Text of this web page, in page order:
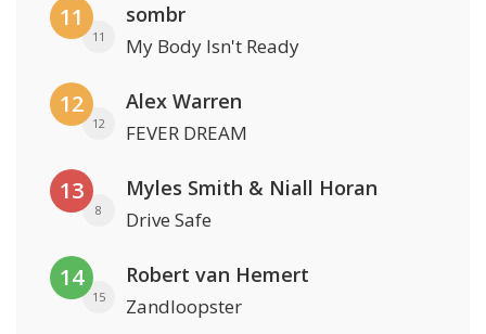
11
11
sombr
My Body Isn't Ready
12
12
Alex Warren
FEVER DREAM
13
8
Myles Smith & Niall Horan
Drive Safe
14
15
Robert van Hemert
Zandloopster